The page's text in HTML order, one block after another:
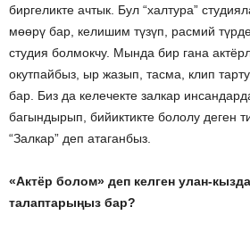
биргеликте ачтык. Бул “халтура”
мөөрү бар, келишим түзүп, расмий
студия болмокчу. Мында бир гана
окутпайбыз, ыр жазып, тасма, клип
бар. Биз да келечекте залкар
багындырып, бийиктикте бололу деген
“Залкар” деп атаганбыз.
«Актёр болом» деп келген улан-
талаптарыңыз бар?